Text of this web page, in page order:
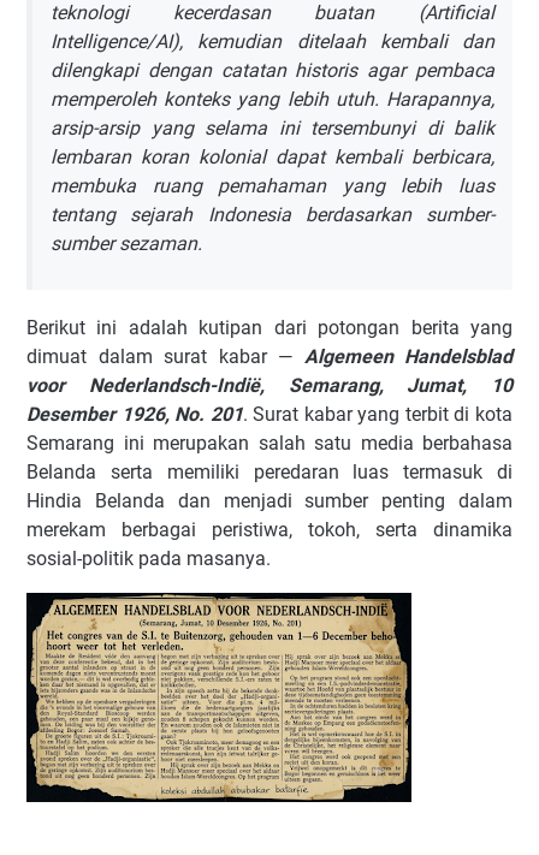
teknologi kecerdasan buatan (Artificial
Intelligence/AI), kemudian ditelaah kembali dan
dilengkapi dengan catatan historis agar pembaca
memperoleh konteks yang lebih utuh. Harapannya,
arsip-arsip yang selama ini tersembunyi di balik
lembaran koran kolonial dapat kembali berbicara,
membuka ruang pemahaman yang lebih luas
tentang sejarah Indonesia berdasarkan sumber-
sumber sezaman.
Berikut ini adalah kutipan dari potongan berita yang
dimuat dalam surat kabar — Algemeen Handelsblad
voor Nederlandsch-Indië, Semarang, Jumat, 10
Desember 1926, No. 201. Surat kabar yang terbit di kota
Semarang ini merupakan salah satu media berbahasa
Belanda serta memiliki peredaran luas termasuk di
Hindia Belanda dan menjadi sumber penting dalam
merekam berbagai peristiwa, tokoh, serta dinamika
sosial-politik pada masanya.